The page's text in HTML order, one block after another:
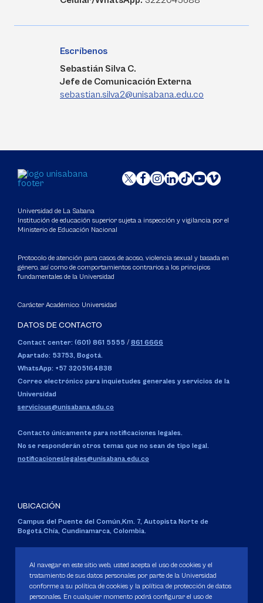
Escríbenos
Sebastián Silva C.
Jefe de Comunicación Externa
sebastian.silva2@unisabana.edu.co
Universidad de La Sabana
Institución de educación superior sujeta a inspección y vigilancia por el
Ministerio de Educación Nacional
Protocolo de atención para casos de acoso, violencia sexual y basada en
género, así como de comportamientos contrarios a los principios
fundamentales de la Universidad
Carácter Académico: Universidad
DATOS DE CONTACTO
Contact center: (601) 861 5555 / 861 6666
Apartado: 53753, Bogotá.
WhatsApp: +57 3205164838
Correo electrónico para inquietudes generales y servicios de la
Universidad
servicious@unisabana.edu.co
Contacto únicamente para notificaciones legales.
No se responderán otros temas que no sean de tipo legal.
notificacioneslegales@unisabana.edu.co
UBICACIÓN
Campus del Puente del Común,Km. 7, Autopista Norte de
Bogotá.Chía, Cundinamarca, Colombia.
Personería Jurídica:Resolución 130 del 14 de enero de 1980.
Ministerio de Educación Nacional.
Al navegar en este sitio web, usted acepta el uso de cookies y el
tratamiento de sus datos personales por parte de la Universidad
conforme a su política de cookies y la política de protección de datos
personales. En cualquier momento podrá configurar el uso de